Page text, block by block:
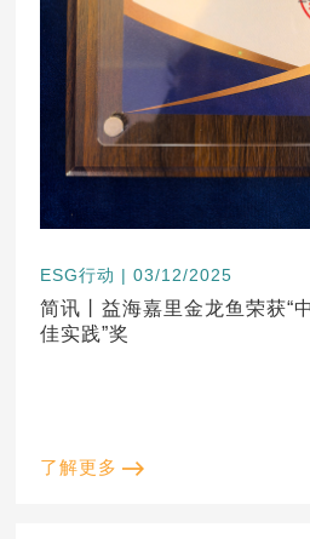
ESG行动 | 03/12/2025
简讯丨益海嘉里金龙鱼荣获“
佳实践”奖
了解更多